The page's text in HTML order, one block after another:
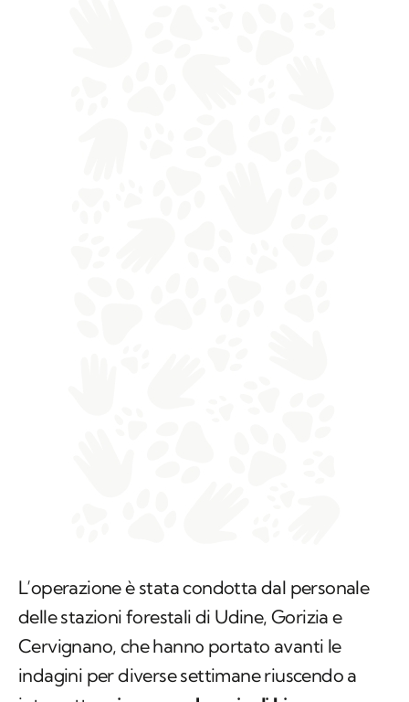
L’operazione è stata condotta dal personale
delle stazioni forestali di Udine, Gorizia e
Cervignano, che hanno portato avanti le
indagini per diverse settimane riuscendo a